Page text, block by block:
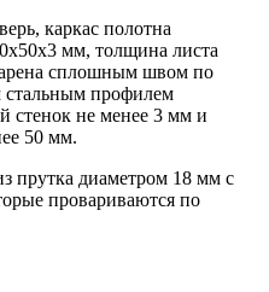
каркас полотна
мм, толщина листа
сплошным швом по
стальным профилем
стенок не менее 3 мм и
50 мм.
прутка диаметром 18 мм с
провариваются по